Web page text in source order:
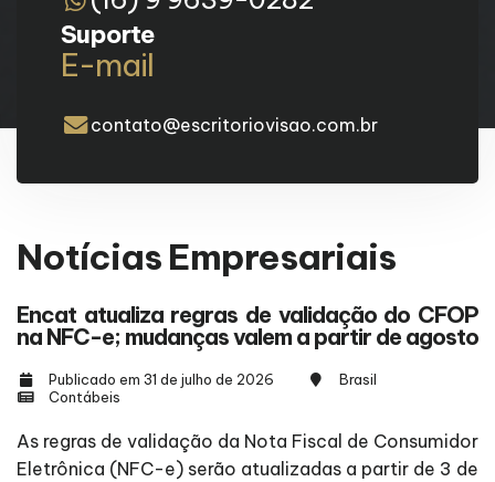
Suporte
E-mail
contato@escritoriovisao.com.br
Notícias Empresariais
Encat atualiza regras de validação do CFOP
na NFC-e; mudanças valem a partir de agosto
Publicado em 31 de julho de 2026
Brasil
Contábeis
As regras de validação da Nota Fiscal de Consumidor
Eletrônica (NFC-e) serão atualizadas a partir de 3 de